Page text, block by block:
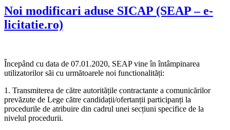
Noi modificari aduse SICAP (SEAP – e-
licitatie.ro)
Începând cu data de 07.01.2020, SEAP vine în întâmpinarea
utilizatorilor săi cu următoarele noi functionalități:
1. Transmiterea de către autoritățile contractante a comunicărilor
prevăzute de Lege către candidații/ofertanții participanți la
procedurile de atribuire din cadrul unei secțiuni specifice de la
nivelul procedurii.